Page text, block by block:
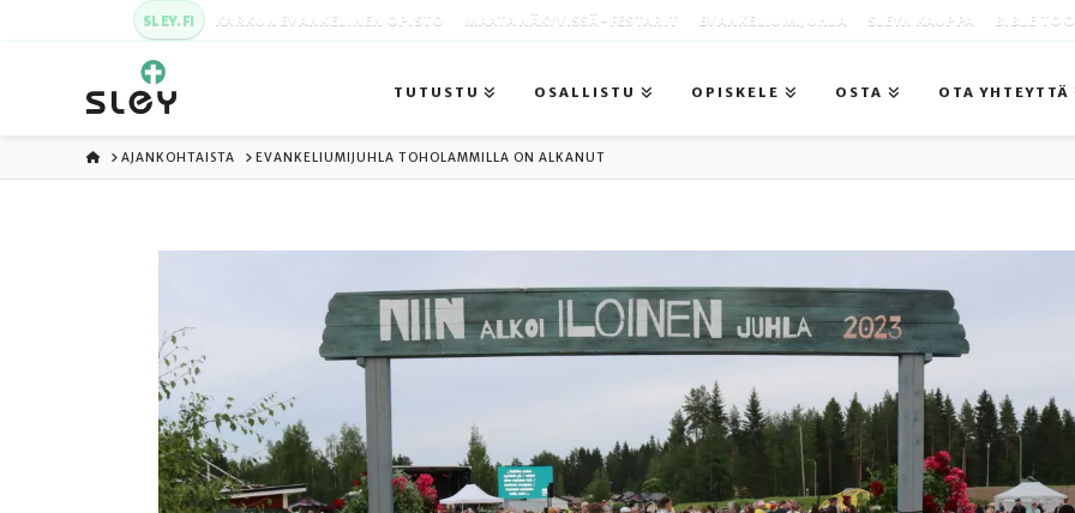
SLEY.FI KARKUN EVANKELINEN OPISTO MAATA NÄKYVISSÄ -FESTARIT EVANKELIUMIJUHLA SLEYN KAUPPA BIBLE
TUTUSTU OSALLISTU OPISKELE OSTA OTA YHTEYTTÄ
ETUSIVU
AJANKOHTAISTA EVANKELIUMIJUHLA TOHOLAMMILLA ON ALKANUT